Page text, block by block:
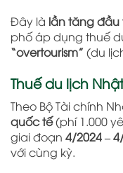
Đây là lần tăng đầu
phố áp dụng thuế
“overtourism” (du
Thuế du lịch
Theo Bộ Tài chính
quốc tế(phí 1.000
giai đoạn 4/2024 –
với cùng kỳ.